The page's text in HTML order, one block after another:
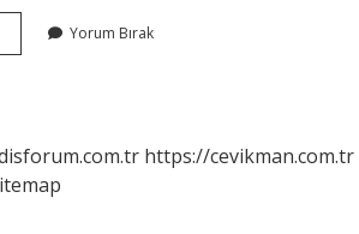
HamilelikteYorum Bırak
https://cevikman.com.tr